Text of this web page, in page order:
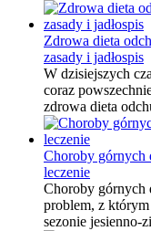
Zdrowa dieta
zasady i jadłospis
W dzisiejszych
coraz
zdrowa dieta
Choroby górnych
leczenie
Choroby górnych
problem, z
sezonie